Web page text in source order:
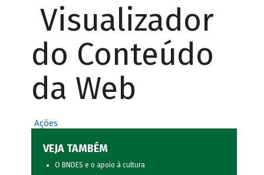
Visualizador
do Conteúdo
da Web
Ações
VEJA TAMBÉM
O BNDES e o apoio à cultura